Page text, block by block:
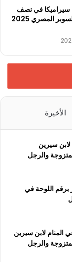
سيراميكا في نصف
نهائي كأس السوبر المصري 2025
الأخيرة
سيرين
والرجل
برقم اللوحة في
المنام لابن سيرين
والرجل